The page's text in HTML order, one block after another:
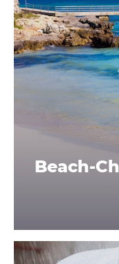
Beach-